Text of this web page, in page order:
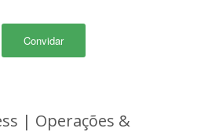
Convidar
| Operações &